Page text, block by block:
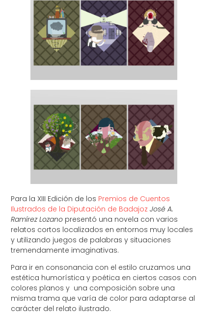
Para la XIII Edición de los Premios de Cuentos
Ilustrados de la Diputación de Badajoz José A.
Ramírez Lozano presentó una novela con varios
relatos cortos localizados en entornos muy locales
y utilizando juegos de palabras y situaciones
tremendamente imaginativas.
Para ir en consonancia con el estilo cruzamos una
estética humorística y poética en ciertos casos con
colores planos y una composición sobre una
misma trama que varía de color para adaptarse al
carácter del relato ilustrado.